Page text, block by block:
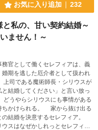
お気に入り追加 232
と私の、甘い契約結婚～
ません！～
官として働くセレフィアは、義
期を逃した厄介者として扱われ
結婚してください」と言い放っ
うやらシリウスにも事情がある
る。 家から抜け出る
の結婚を決意するセレフィア。
スはなぜかしれっとセレフィア